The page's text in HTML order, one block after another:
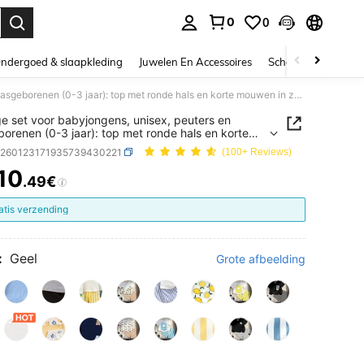
0 0
& slaapkleding Juwelen En Accessoires Schoonheid &
2-delige set voor babyjongens, unisex, peuters en pasgeborenen (0-3 jaar): top met ronde hals en korte mouwen in zwart met maan- en jongensprint, zacht en comfortabel, veelzijdig en casual, geschikt voor festivals in het Midden-Oosten, binnen- en buitenkleding, zomeroutfit.
set voor babyjongens, unisex, peuters en
(0-3 jaar): top met ronde hals en korte
in zwart met maan- en jongensprint, zacht en
veelzijdig en casual, geschikt voor festivals
Oosten, binnen- en buitenkleding,
(100+ Reviews)
AND AVAILABILITY
.49€
verzending
Geel Grote afbeelding